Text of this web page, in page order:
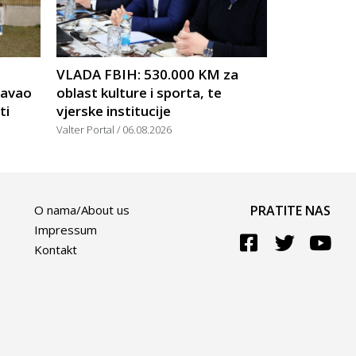
VLADA FBIH: 530.000 KM za
oblast kulture i sporta, te
vjerske institucije
Valter Portal 06.08.2026
O nama/About us
Impressum
Kontakt
PRATITE NAS